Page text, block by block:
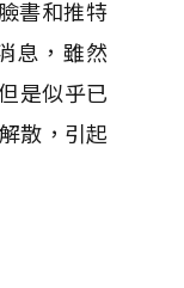
書和推特
息，雖然
是似乎已
散，引起